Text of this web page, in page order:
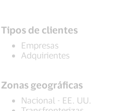
Tipos de clientes
Empresas
Adquirientes
Zonas geográficas
Nacional - EE. UU.